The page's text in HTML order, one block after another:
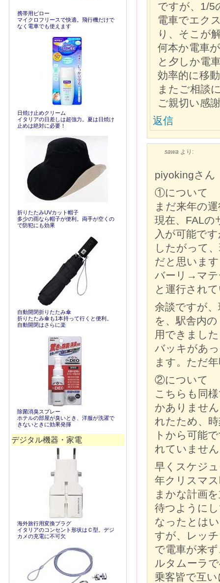
ですが、1/
電車でエク
り、そこが
何本か電車
と夕しか電
効率的に移
またご相談
ご親切い感
返信
sawa より:
piyokingさん
①について
まだ来年の
現在、FALの
入が可能で
したがって
だと思いま
バーリ→マテ
と運行され
余談ですが
を、駅舎内
用できまし
バッキがあ
ます。ただ
②について
こちらも同
かありませ
れたため、
トから可能
れていませ
早くスケジ
年クリスマ
まかな計画
待つように
なったとは
すが、レッ
で電車が来
ルタムーラ
乗客皆で互
携帯用ピロー
マイクロフリースで快適。飛行機だけで
なく電車でも使えます
日焼け止めクリーム
イタリアの日差しは超強力。夏は日焼け
止めは絶対に必要！
折りたたみUVカット帽子
多少の雨なら帽子が便利。両手が空くの
で防犯にも効果
自動開閉折りたたみ傘
折りたたみ傘も1本持って行くと便利。
自動開閉はさらに楽
除菌消臭スプレー
ホテルの部屋が臭いとき、洋服が洗濯で
きないときに効果発揮
デジタル機器・家電
海外旅行用変換プラグ
イタリアのコンセント形状はＣ型。デジ
カメの充電に不可欠